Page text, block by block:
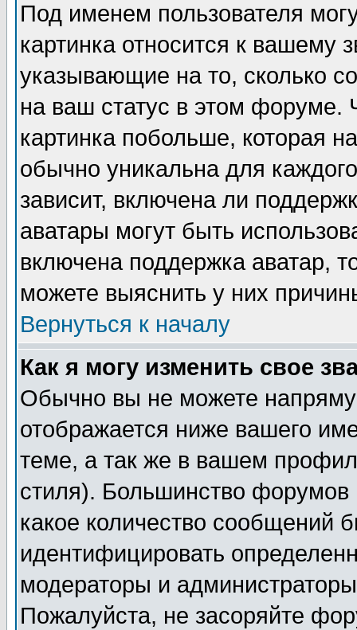
Под именем пользователя
картинка относится к вашему
указывающие на то, сколько
на ваш статус в этом форуме.
картинка побольше, которая
обычно уникальна для
зависит, включена ли
аватары могут быть
включена поддержка аватар,
можете выяснить у них
Вернуться к началу
Как я могу изменить свое
Обычно вы не можете
отображается ниже вашего
теме, а так же в вашем
стиля). Большинство форумов
какое количество сообщений
идентифицировать
модераторы и
Пожалуйста, не засоряйте